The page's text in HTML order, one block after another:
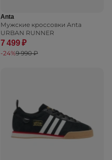
Anta
Мужские кроссовки Anta
URBAN RUNNER
7 499 ₽
-24%9 990 ₽